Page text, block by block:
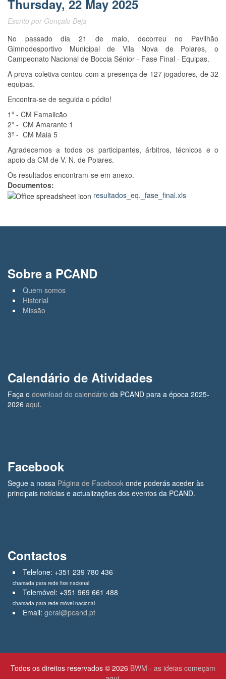
Thursday, 22 May 2025
Escrito por Gonçalo Beja
No passado dia 21 de maio, decorreu no Pavilhão
Gimnodesportivo Municipal de Vila Nova de Poiares, o
Campeonato Nacional de Boccia Sénior - Fase Final - Equipas.
A prova coletiva contou com a presença de 127 jogadores, de 32
equipas.
Encontra-se de seguida o pódio!
1º - CM Famalicão
2º - CM Amarante 1
3º - CM Maia 5
Agradecemos a todos os participantes, árbitros, técnicos e o
apoio da CM de V. N. de Poiares.
Os resultados encontram-se em anexo.
Documentos:
resultados_eq._fase_final.xls
Sobre a PCAND
Quem somos
Historial
Missão
Calendário de Atividades
Faça o download do calendário da PCAND para a época 2025-
2026 aqui.
Facebook
Segue a nossa Página de Facebook onde poderás aceder às
principais notícias e actualizações dos eventos da PCAND.
Contactos
Telefone: +351 239 780 436
chamada para rede fixe nacional
Telemóvel: +351 969 661 488
chamada para rede móvel nacional
Email: geral@pcand.pt
Todos os direitos reservados © 2026 BWM - as ideias começam